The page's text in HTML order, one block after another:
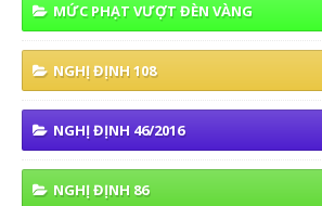
MỨC PHẠT VƯỢT ĐÈN VÀNG
NGHỊ ĐỊNH 108
NGHỊ ĐỊNH 46/2016
NGHỊ ĐỊNH 86